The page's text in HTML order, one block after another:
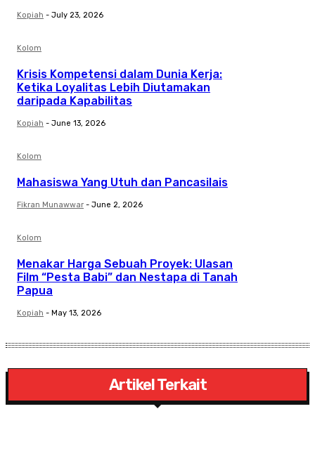
Kopiah - July 23, 2026
Kolom
Krisis Kompetensi dalam Dunia Kerja:
Ketika Loyalitas Lebih Diutamakan
daripada Kapabilitas
Kopiah - June 13, 2026
Kolom
Mahasiswa Yang Utuh dan Pancasilais
Fikran Munawwar - June 2, 2026
Kolom
Menakar Harga Sebuah Proyek: Ulasan
Film “Pesta Babi” dan Nestapa di Tanah
Papua
Kopiah - May 13, 2026
Artikel Terkait